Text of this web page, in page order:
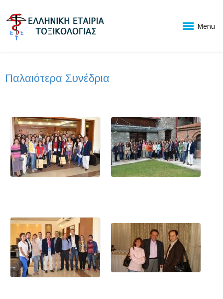
Menu
Παλαιότερα Συνέδρια